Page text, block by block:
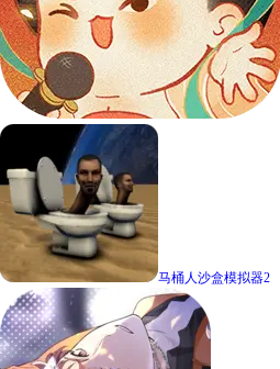
马桶人沙盒模拟器2